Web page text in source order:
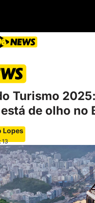
Turismo
de olho no
Lopes